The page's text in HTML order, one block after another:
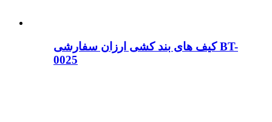
کیف های بند کشی ارزان سفارشی BT-
0025